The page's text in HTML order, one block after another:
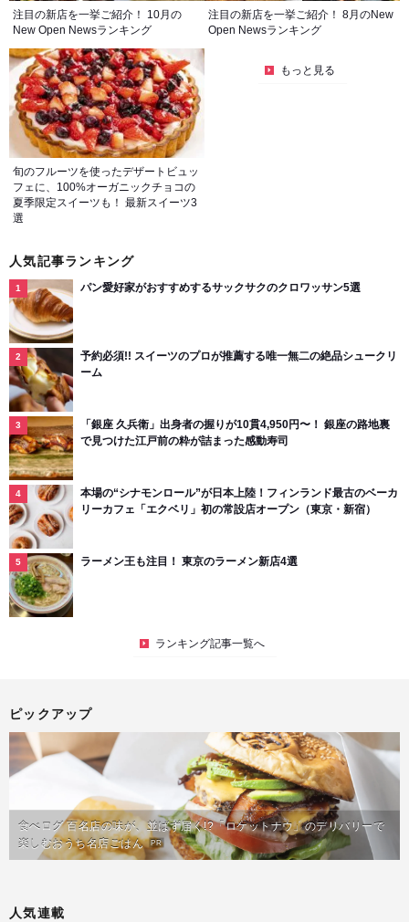
注目の新店を一挙ご紹介！ 10月の
New Open Newsランキング
注目の新店を一挙ご紹介！ 8月のNew
Open Newsランキング
旬のフルーツを使ったデザートビュッ
フェに、100%オーガニックチョコの
夏季限定スイーツも！ 最新スイーツ3
選
もっと見る
人気記事ランキング
パン愛好家がおすすめするサックサクのクロワッサン5選
予約必須!! スイーツのプロが推薦する唯一無二の絶品シュークリ
ーム
「銀座 久兵衛」出身者の握りが10貫4,950円〜！ 銀座の路地裏
で見つけた江戸前の粋が詰まった感動寿司
本場の“シナモンロール”が日本上陸！フィンランド最古のベーカ
リーカフェ「エクベリ」初の常設店オープン（東京・新宿）
ラーメン王も注目！ 東京のラーメン新店4選
ランキング記事一覧へ
ピックアップ
食べログ 百名店の味が、並ばず届く!?「ロケットナウ」のデリバリーで
楽しむおうち名店ごはん PR
人気連載